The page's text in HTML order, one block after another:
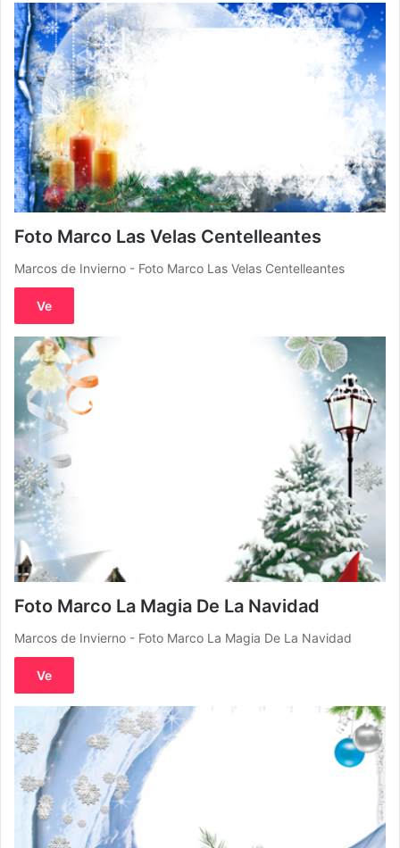
Foto Marco Las Velas Centelleantes
Marcos de Invierno - Foto Marco Las Velas Centelleantes
Ve
Foto Marco La Magia De La Navidad
Marcos de Invierno - Foto Marco La Magia De La Navidad
Ve